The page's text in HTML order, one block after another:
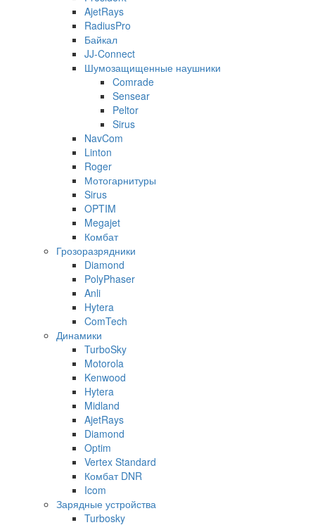
AjetRays
RadiusPro
Байкал
JJ-Connect
Шумозащищенные наушники
Comrade
Sensear
Peltor
Sirus
NavCom
Linton
Roger
Мотогарнитуры
Sirus
OPTIM
Megajet
Комбат
Грозоразрядники
Diamond
PolyPhaser
Anli
Hytera
ComTech
Динамики
TurboSky
Motorola
Kenwood
Hytera
Midland
AjetRays
Diamond
Optim
Vertex Standard
Комбат DNR
Icom
Зарядные устройства
Turbosky